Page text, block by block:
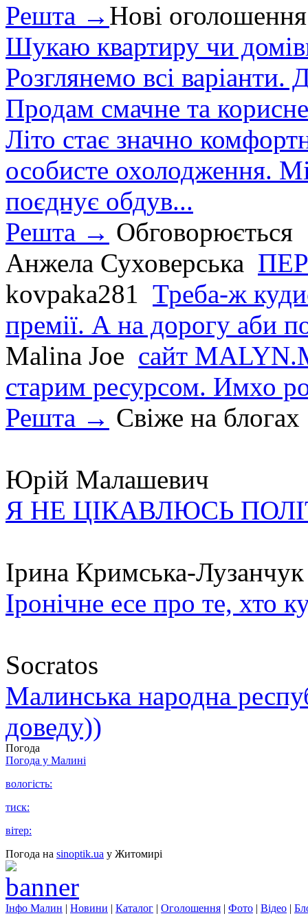
Решта → Нові оголошення
Шукаю квартиру чи
Розглянемо всі варіанти.
Продам смачне та
Літо стає значно
особисте охолодження.
поєднує обдув...
Решта → Обговорюється
Анжела Суховерська
kovpaka281 Треба-ж
премії. А на дорогу аби
Malina Joe сайт
старим ресурсом. Имхо
Решта → Свіже на блогах
Юрій Малашевич
Я НЕ ЦІКАВЛЮСЬ
Ірина Кримська-Лузанчук
Іронічне есе про те, хто
Socratos
Малинська народна
доведу))
Погода
Погода у Малині
вологість:
тиск:
вітер:
Погода на sinoptik.ua у Житомирі
Інфо Малин | Новини | Каталог | Оголошення | Фото | Відео |